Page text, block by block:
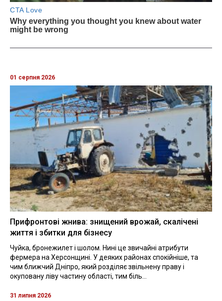
01 серпня 2026
Прифронтові жнива: знищений врожай, скалічені
життя і збитки для бізнесу
Чуйка, бронежилет і шолом. Нині це звичайні атрибути
фермера на Херсонщині. У деяких районах спокійніше, та
чим ближчий Дніпро, який розділяє звільнену праву і
окуповану ліву частину області, тим біль...
31 липня 2026